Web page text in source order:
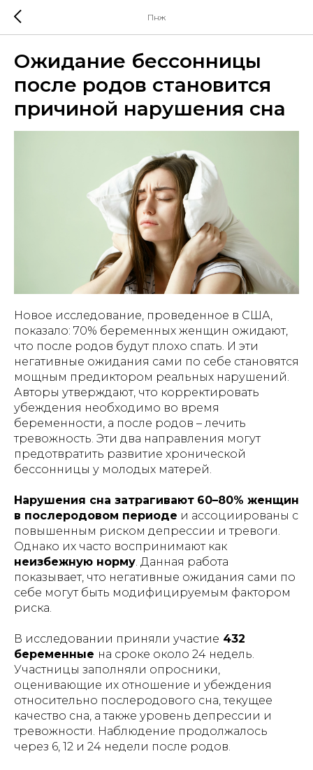
Пнж
Ожидание бессонницы
после родов становится
причиной нарушения сна
Новое исследование, проведенное в США,
показало: 70% беременных женщин ожидают,
что после родов будут плохо спать. И эти
негативные ожидания сами по себе становятся
мощным предиктором реальных нарушений.
Авторы утверждают, что корректировать
убеждения необходимо во время
беременности, а после родов – лечить
тревожность. Эти два направления могут
предотвратить развитие хронической
бессонницы у молодых матерей.
Нарушения сна затрагивают 60–80% женщин
в послеродовом периоде и ассоциированы с
повышенным риском депрессии и тревоги.
Однако их часто воспринимают как
неизбежную норму. Данная работа
показывает, что негативные ожидания сами по
себе могут быть модифицируемым фактором
риска.
В исследовании приняли участие 432
беременные на сроке около 24 недель.
Участницы заполняли опросники,
оценивающие их отношение и убеждения
относительно послеродового сна, текущее
качество сна, а также уровень депрессии и
тревожности. Наблюдение продолжалось
через 6, 12 и 24 недели после родов.